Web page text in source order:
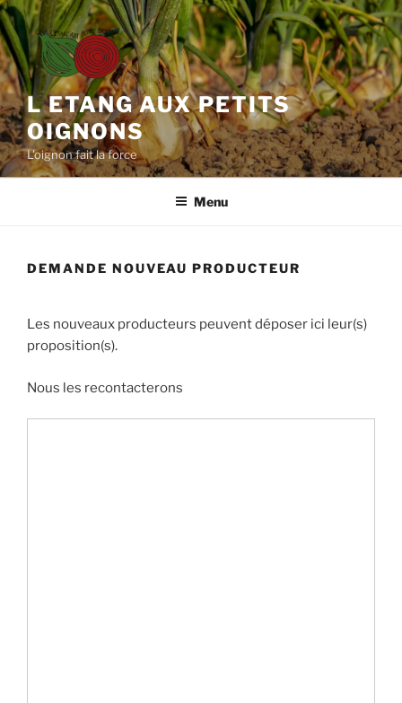
Aller
au
contenu
principal
L ETANG AUX PETITS
OIGNONS
L'oignon fait la force
Menu
DEMANDE NOUVEAU PRODUCTEUR
Les nouveaux producteurs peuvent déposer ici leur(s)
proposition(s).
Nous les recontacterons